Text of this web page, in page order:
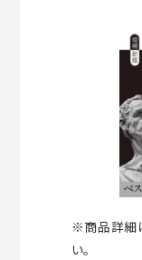
※商品詳細
い。